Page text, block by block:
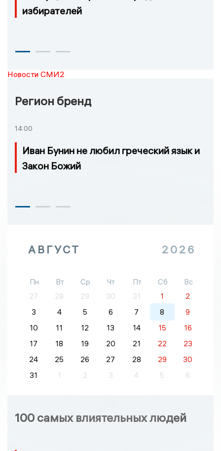
избирателей
Новости СМИ2
Регион бренд
14:00
Иван Бунин не любил греческий язык и
Закон Божий
АВГУСТ 2026
Пн Вт Ср Чт Пт Сб
Вс
27
28 29 30 31 1
2
3
4 5 6 7 8
9
10
11 12 13 14 15
16
17
18 19 20 21 22
23
24
25 26 27 28 29
30
31
1 2 3 4 5 6
100 самых влиятельных людей